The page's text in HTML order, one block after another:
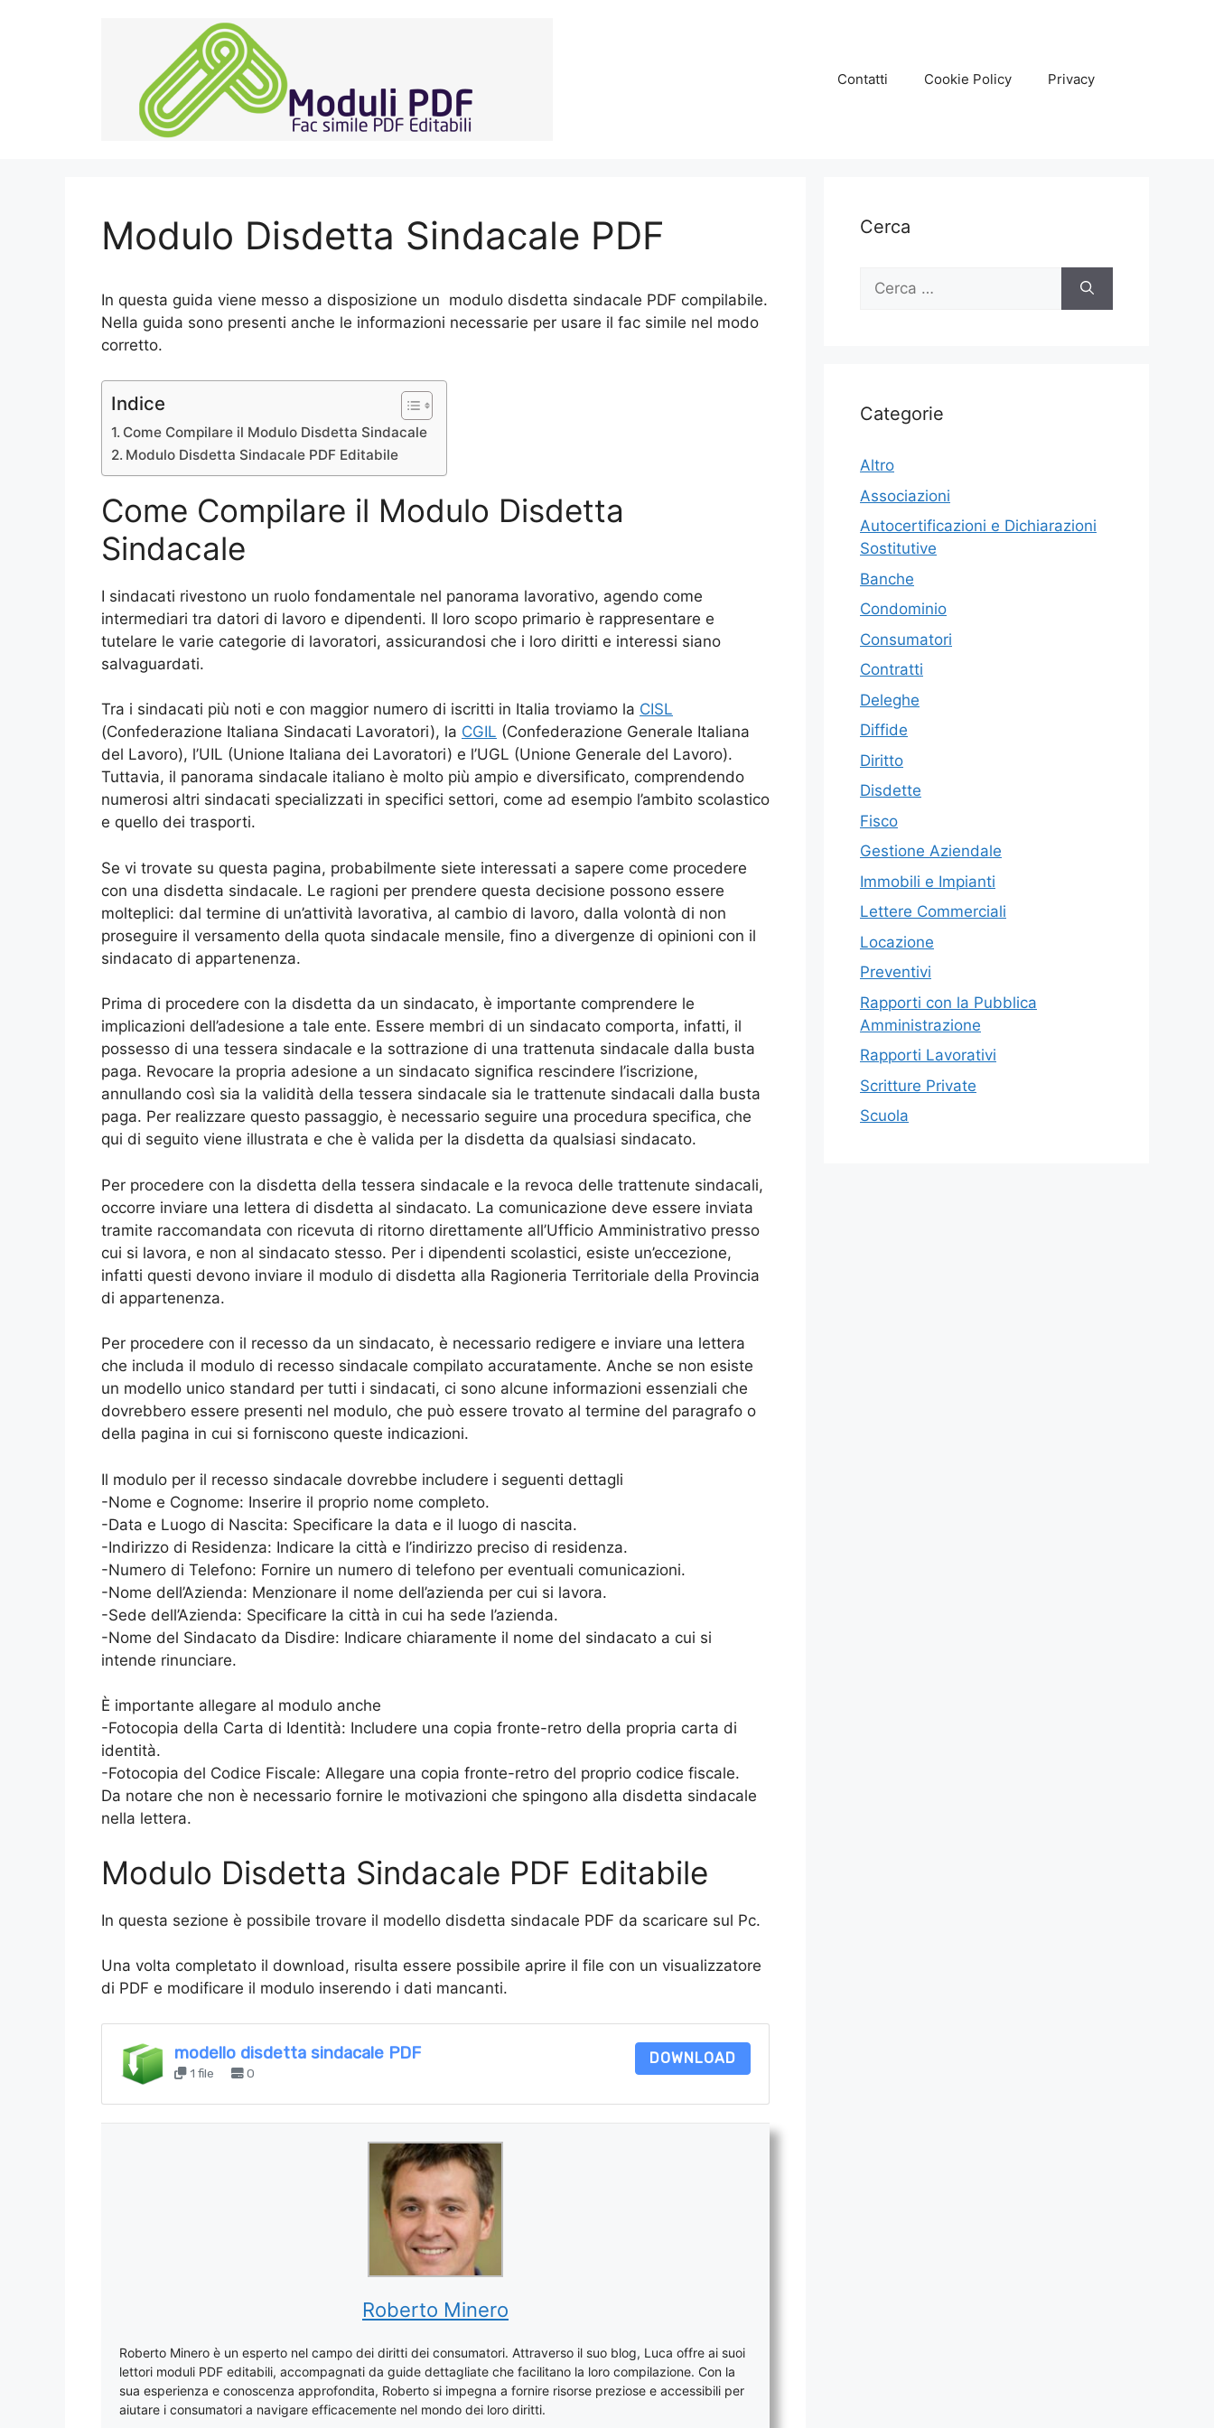
Contatti Cookie Policy Privacy
Modulo Disdetta Sindacale PDF
In questa guida viene messo a disposizione un modulo disdetta sindacale PDF compilabile.
Nella guida sono presenti anche le informazioni necessarie per usare il fac simile nel modo
corretto.
Indice
Come Compilare il Modulo Disdetta Sindacale
Modulo Disdetta Sindacale PDF Editabile
Come Compilare il Modulo Disdetta
Sindacale
I sindacati rivestono un ruolo fondamentale nel panorama lavorativo, agendo come
intermediari tra datori di lavoro e dipendenti. Il loro scopo primario è rappresentare e
tutelare le varie categorie di lavoratori, assicurandosi che i loro diritti e interessi siano
salvaguardati.
Tra i sindacati più noti e con maggior numero di iscritti in Italia troviamo la CISL
(Confederazione Italiana Sindacati Lavoratori), la CGIL (Confederazione Generale Italiana
del Lavoro), l’UIL (Unione Italiana dei Lavoratori) e l’UGL (Unione Generale del Lavoro).
Tuttavia, il panorama sindacale italiano è molto più ampio e diversificato, comprendendo
numerosi altri sindacati specializzati in specifici settori, come ad esempio l’ambito scolastico
e quello dei trasporti.
Se vi trovate su questa pagina, probabilmente siete interessati a sapere come procedere
con una disdetta sindacale. Le ragioni per prendere questa decisione possono essere
molteplici: dal termine di un’attività lavorativa, al cambio di lavoro, dalla volontà di non
proseguire il versamento della quota sindacale mensile, fino a divergenze di opinioni con il
sindacato di appartenenza.
Prima di procedere con la disdetta da un sindacato, è importante comprendere le
implicazioni dell’adesione a tale ente. Essere membri di un sindacato comporta, infatti, il
possesso di una tessera sindacale e la sottrazione di una trattenuta sindacale dalla busta
paga. Revocare la propria adesione a un sindacato significa rescindere l’iscrizione,
annullando così sia la validità della tessera sindacale sia le trattenute sindacali dalla busta
paga. Per realizzare questo passaggio, è necessario seguire una procedura specifica, che
qui di seguito viene illustrata e che è valida per la disdetta da qualsiasi sindacato.
Per procedere con la disdetta della tessera sindacale e la revoca delle trattenute sindacali,
occorre inviare una lettera di disdetta al sindacato. La comunicazione deve essere inviata
tramite raccomandata con ricevuta di ritorno direttamente all’Ufficio Amministrativo presso
cui si lavora, e non al sindacato stesso. Per i dipendenti scolastici, esiste un’eccezione,
infatti questi devono inviare il modulo di disdetta alla Ragioneria Territoriale della Provincia
di appartenenza.
Per procedere con il recesso da un sindacato, è necessario redigere e inviare una lettera
che includa il modulo di recesso sindacale compilato accuratamente. Anche se non esiste
un modello unico standard per tutti i sindacati, ci sono alcune informazioni essenziali che
dovrebbero essere presenti nel modulo, che può essere trovato al termine del paragrafo o
della pagina in cui si forniscono queste indicazioni.
Il modulo per il recesso sindacale dovrebbe includere i seguenti dettagli
-Nome e Cognome: Inserire il proprio nome completo.
-Data e Luogo di Nascita: Specificare la data e il luogo di nascita.
-Indirizzo di Residenza: Indicare la città e l’indirizzo preciso di residenza.
-Numero di Telefono: Fornire un numero di telefono per eventuali comunicazioni.
-Nome dell’Azienda: Menzionare il nome dell’azienda per cui si lavora.
-Sede dell’Azienda: Specificare la città in cui ha sede l’azienda.
-Nome del Sindacato da Disdire: Indicare chiaramente il nome del sindacato a cui si
intende rinunciare.
È importante allegare al modulo anche
-Fotocopia della Carta di Identità: Includere una copia fronte-retro della propria carta di
identità.
-Fotocopia del Codice Fiscale: Allegare una copia fronte-retro del proprio codice fiscale.
Da notare che non è necessario fornire le motivazioni che spingono alla disdetta sindacale
nella lettera.
Modulo Disdetta Sindacale PDF Editabile
In questa sezione è possibile trovare il modello disdetta sindacale PDF da scaricare sul Pc.
Una volta completato il download, risulta essere possibile aprire il file con un visualizzatore
di PDF e modificare il modulo inserendo i dati mancanti.
modello disdetta sindacale PDF
1 file 0
DOWNLOAD
Roberto Minero
Roberto Minero è un esperto nel campo dei diritti dei consumatori. Attraverso il suo blog, Luca offre ai suoi
lettori moduli PDF editabili, accompagnati da guide dettagliate che facilitano la loro compilazione. Con la
sua esperienza e conoscenza approfondita, Roberto si impegna a fornire risorse preziose e accessibili per
aiutare i consumatori a navigare efficacemente nel mondo dei loro diritti.
Cerca
Ricerca
Categorie
Altro
Associazioni
Autocertificazioni e Dichiarazioni
Sostitutive
Banche
Condominio
Consumatori
Contratti
Deleghe
Diffide
Diritto
Disdette
Fisco
Gestione Aziendale
Immobili e Impianti
Lettere Commerciali
Locazione
Preventivi
Rapporti con la Pubblica
Amministrazione
Rapporti Lavorativi
Scritture Private
Scuola